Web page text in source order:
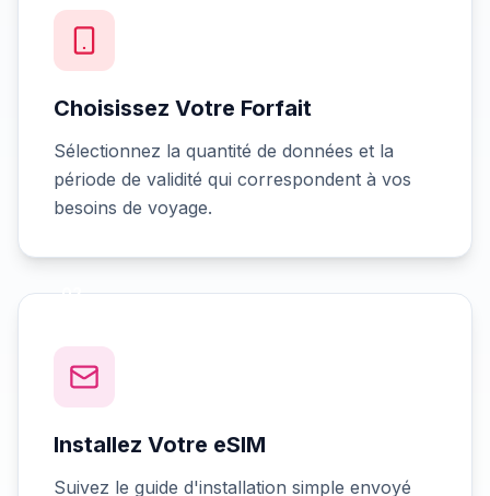
Choisissez Votre Forfait
Sélectionnez la quantité de données et la
période de validité qui correspondent à vos
besoins de voyage.
02
Installez Votre eSIM
Suivez le guide d'installation simple envoyé